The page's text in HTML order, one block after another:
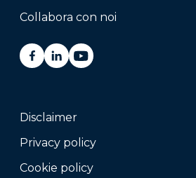
Collabora con noi
Disclaimer
Privacy policy
Cookie policy